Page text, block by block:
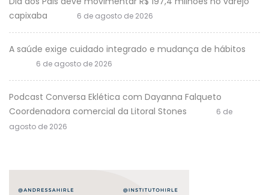
capixaba
6 de agosto de 2026
A saúde exige cuidado integrado e mudança de hábitos
6 de agosto de 2026
Podcast Conversa Eklética com Dayanna Falqueto
Coordenadora comercial da Litoral Stones
6 de
agosto de 2026